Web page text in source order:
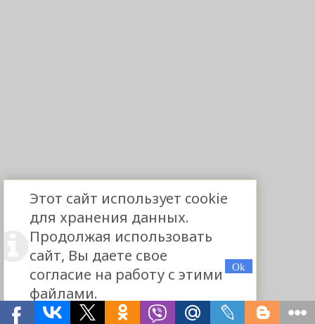
Этот сайт использует cookie
для хранения данных.
Продолжая использовать
сайт, Вы даете свое
согласие на работу с этими
файлами.